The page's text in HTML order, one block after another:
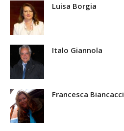
Luisa Borgia
Italo Giannola
Francesca Biancacci